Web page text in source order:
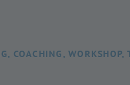
COACHING,